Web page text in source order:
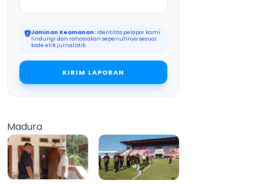
Jaminan Keamanan: Identitas pelapor kami
lindungi dan rahasiakan sepenuhnya sesuai
kode etik jurnalistik.
KIRIM LAPORAN
Madura